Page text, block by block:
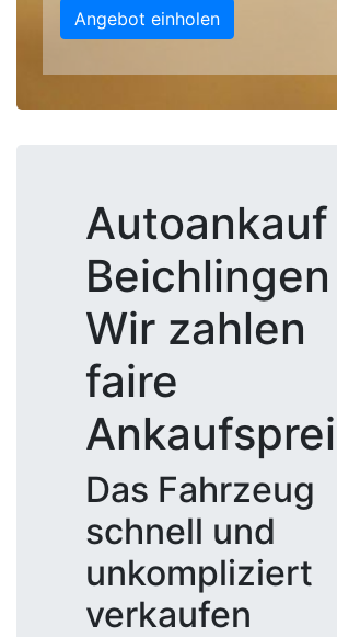
Angebot einholen
Autoankauf
Wir zahlen
faire
Das Fahrzeug
schnell und
unkompliziert
verkaufen